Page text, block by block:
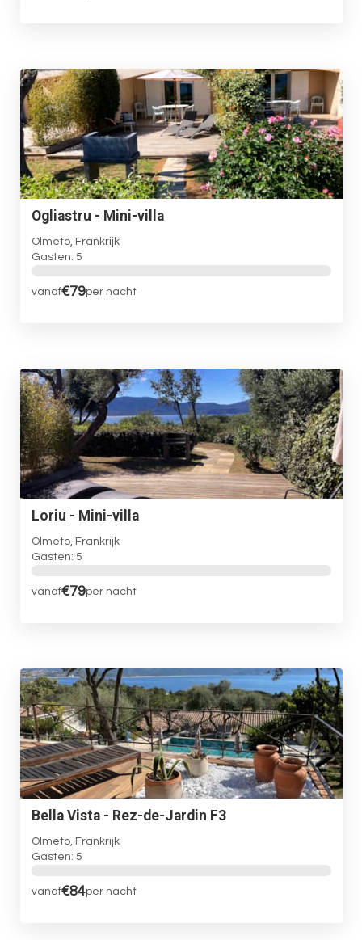
Ogliastru - Mini-villa
Olmeto, Frankrijk
Gasten: 5
vanaf€79per nacht
Loriu - Mini-villa
Olmeto, Frankrijk
Gasten: 5
vanaf€79per nacht
Bella Vista - Rez-de-Jardin F3
Olmeto, Frankrijk
Gasten: 5
vanaf€84per nacht